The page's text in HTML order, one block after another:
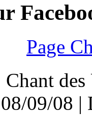
Page
des
09/08